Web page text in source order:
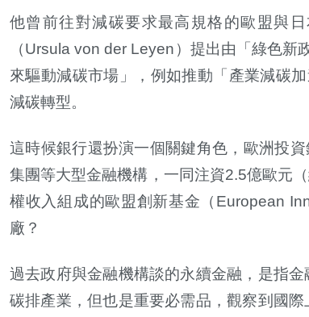
他曾前往對減碳要求最高規格的歐盟與
（Ursula von der Leyen）提出由「綠色
來驅動減碳市場」，例如推動「產業減碳
減碳轉型。
這時候銀行還扮演一個關鍵角色，歐洲投
集團等大型金融機構，一同注資2.5億歐元
權收入組成的歐盟創新基金（European
廠？
過去政府與金融機構談的永續金融，是指
碳排產業，但也是重要必需品，觀察到國